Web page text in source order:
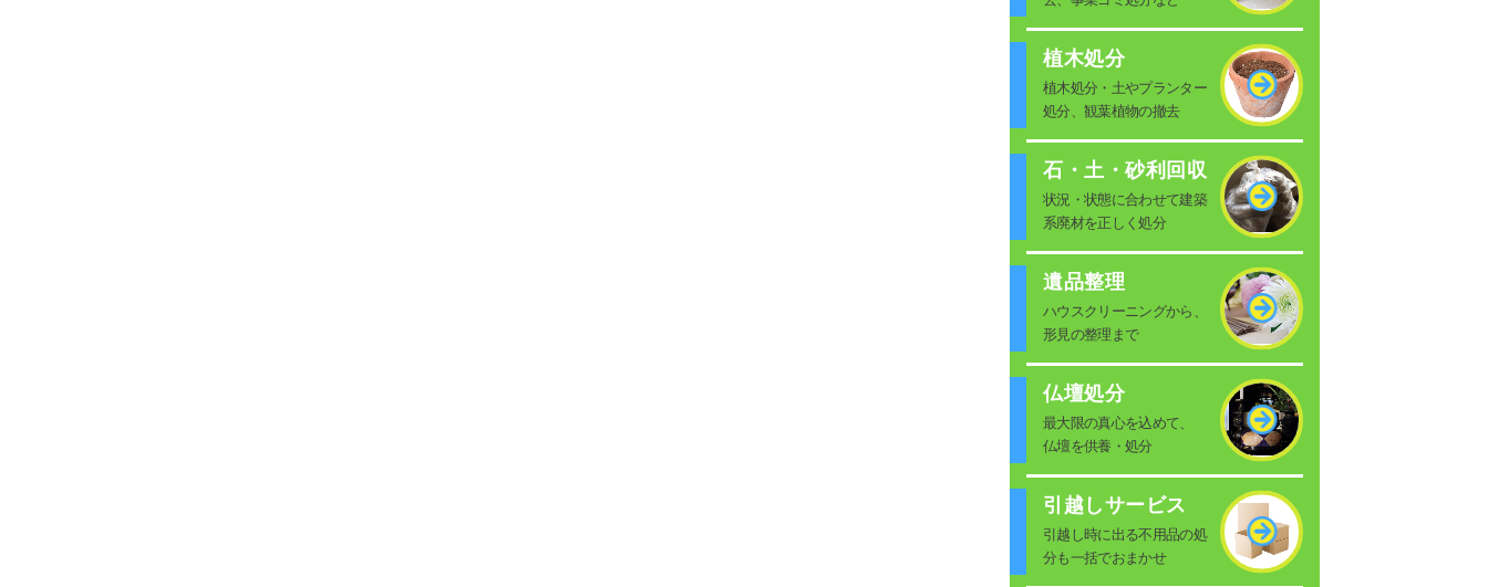
植木処分
植木処分・土やプランター
処分、観葉植物の撤去
石・土・砂利回収
状況・状態に合わせて建築
系廃材を正しく処分
遺品整理
ハウスクリーニングから、
形見の整理まで
仏壇処分
最大限の真心を込めて、
仏壇を供養・処分
引越しサービス
引越し時に出る不用品の処
分も一括でおまかせ